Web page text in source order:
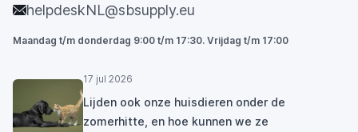
helpdeskNL@sbsupply.eu
Maandag t/m donderdag 9:00 t/m 17:30. Vrijdag t/m 17:00
17 jul 2026
Lijden ook onze huisdieren onder de
zomerhitte, en hoe kunnen we ze